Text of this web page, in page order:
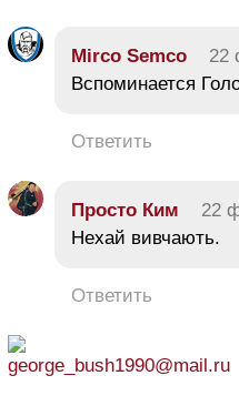
Mirco Semco 22
Вспоминается
Ответить
Просто Ким 22
Нехай вивчають.
Ответить